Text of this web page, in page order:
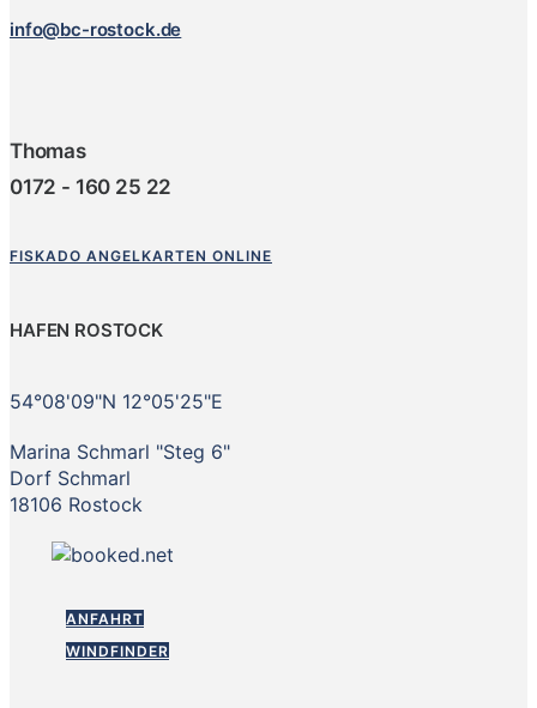
info@bc-rostock.de
Thomas
0172 - 160 25 22
FISKADO ANGELKARTEN ONLINE
HAFEN ROSTOCK
54°08'09"N 12°05'25"E
Marina Schmarl "Steg 6"
Dorf Schmarl
18106 Rostock
ANFAHRT
WINDFINDER